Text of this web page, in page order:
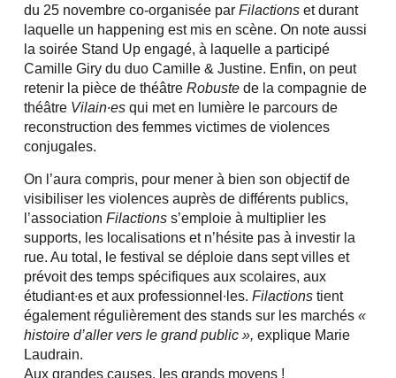
du 25 novembre co-organisée par Filactionset durant
laquelle un happening est mis en scène. On note aussi
la soirée Stand Up engagé, à laquelle a participé
Camille Giry du duo Camille & Justine. Enfin, on peut
retenir la pièce de théâtre Robuste de la compagnie de
théâtre Vilain∙es qui met en lumière le parcours de
reconstruction des femmes victimes de violences
conjugales.
On l’aura compris, pour mener à bien son objectif de
visibiliser les violences auprès de différents publics,
l’association Filactionss’emploie à multiplier les
supports, les localisations et n’hésite pas à investir la
rue. Au total, le festival se déploie dans sept villes et
prévoit des temps spécifiques aux scolaires, aux
étudiant∙es et aux professionnel∙les. Filactionstient
également régulièrement des stands sur les marchés «
histoire d’aller vers le grand public », explique Marie
Laudrain.
Aux grandes causes, les grands moyens !